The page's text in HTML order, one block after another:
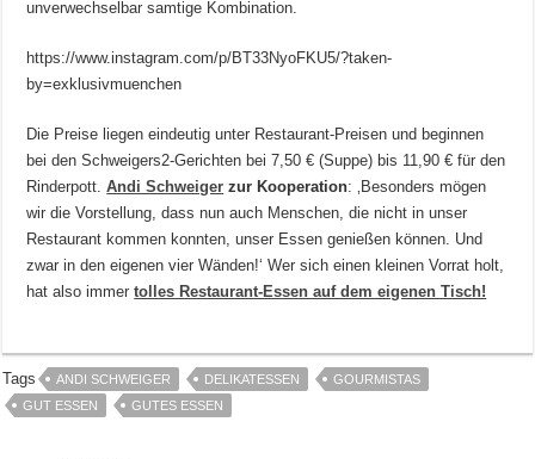
unverwechselbar samtige Kombination.
https://www.instagram.com/p/BT33NyoFKU5/?taken-
by=exklusivmuenchen
Die Preise liegen eindeutig unter Restaurant-Preisen und beginnen
bei den Schweigers2-Gerichten bei 7,50 € (Suppe) bis 11,90 € für den
Rinderpott.Andi Schweiger zur Kooperation: ‚Besonders mögen
wir die Vorstellung, dass nun auch Menschen, die nicht in unser
Restaurant kommen konnten, unser Essen genießen können. Und
zwar in den eigenen vier Wänden!‘ Wer sich einen kleinen Vorrat holt,
hat also immertolles Restaurant-Essen auf dem eigenen Tisch!
Tags ANDI SCHWEIGER DELIKATESSEN
GOURMISTAS
GUT ESSEN
GUTES ESSEN